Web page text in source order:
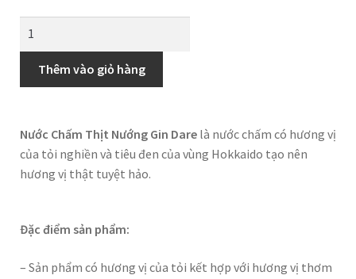
Thêm vào giỏ hàng
Nước Chấm Thịt Nướng Gin Dare là nước chấm có hương vị
của tỏi nghiền và tiêu đen của vùng Hokkaido tạo nên
hương vị thật tuyệt hảo.
Đặc điểm sản phẩm:
– Sản phẩm có hương vị của tỏi kết hợp với hương vị thơm